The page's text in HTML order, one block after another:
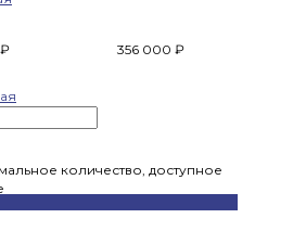
356 000 ₽
количество, доступное